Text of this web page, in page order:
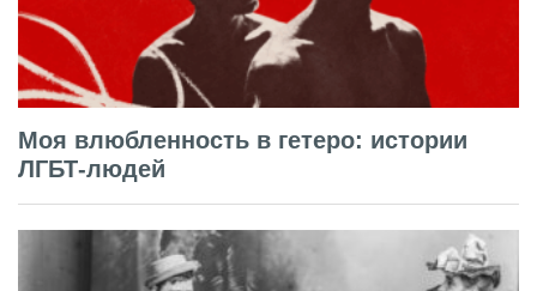
Моя влюбленность в гетеро: истории
ЛГБТ-людей